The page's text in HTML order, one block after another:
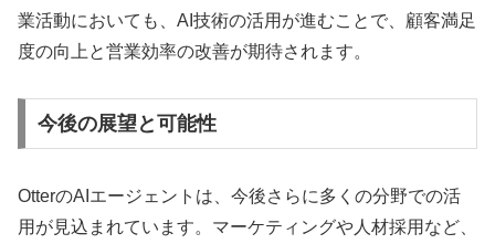
業活動においても、AI技術の活用が進むことで、顧客満足
度の向上と営業効率の改善が期待されます。
今後の展望と可能性
OtterのAIエージェントは、今後さらに多くの分野での活
用が見込まれています。マーケティングや人材採用など、